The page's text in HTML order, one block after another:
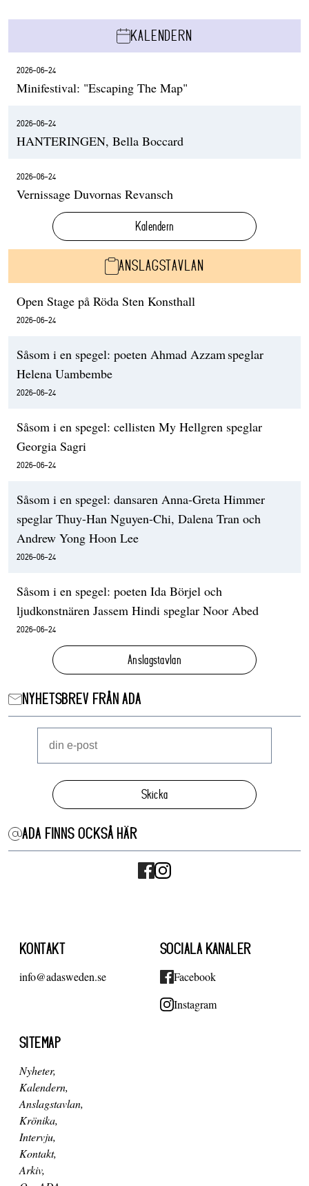
KALENDERN
2026-06-24
Minifestival: "Escaping The Map"
2026-06-24
HANTERINGEN, Bella Boccard
2026-06-24
Vernissage Duvornas Revansch
Kalendern
ANSLAGSTAVLAN
Open Stage på Röda Sten Konsthall
2026-06-24
Såsom i en spegel: poeten Ahmad Azzam speglar
Helena Uambembe
2026-06-24
Såsom i en spegel: cellisten My Hellgren speglar
Georgia Sagri
2026-06-24
Såsom i en spegel: dansaren Anna-Greta Himmer
speglar Thuy-Han Nguyen-Chi, Dalena Tran och
Andrew Yong Hoon Lee
2026-06-24
Såsom i en spegel: poeten Ida Börjel och
ljudkonstnären Jassem Hindi speglar Noor Abed
2026-06-24
Anslagstavlan
NYHETSBREV FRÅN ADA
Skicka
ADA FINNS OCKSÅ HÄR
KONTAKT
info@adasweden.se
SOCIALA KANALER
Facebook
Instagram
SITEMAP
Nyheter
Kalendern
Anslagstavlan
Krönika
Intervju
Kontakt
Arkiv